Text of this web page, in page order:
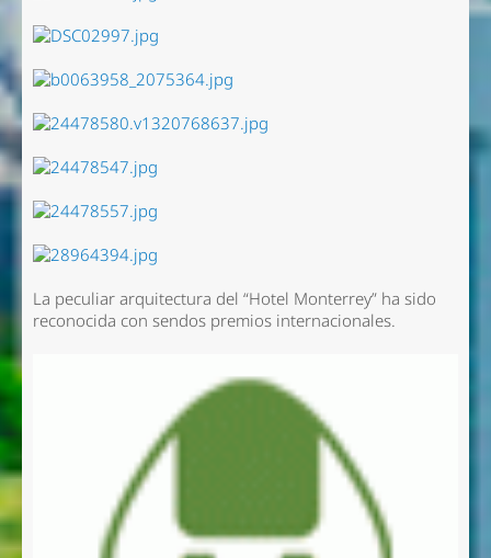
La peculiar arquitectura del “Hotel Monterrey” ha sido
reconocida con sendos premios internacionales.